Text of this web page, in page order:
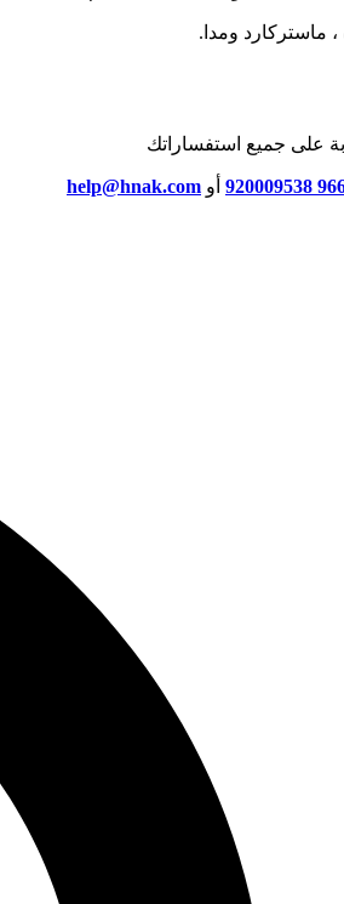
، ماستركارد ومدا.
على جميع استفساراتك
أو help@hnak.com